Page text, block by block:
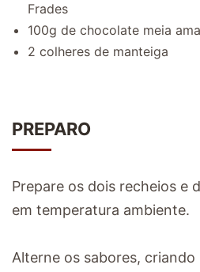
Frades
100g de chocolate meia
2 colheres de manteiga
PREPARO
Prepare os dois recheios e
em temperatura ambiente.
Alterne os sabores, criando